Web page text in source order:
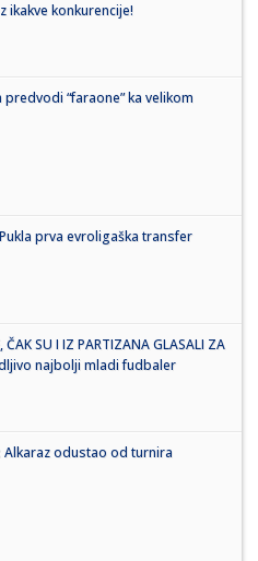
ikakve konkurencije!
“faraone” ka velikom
prva evroligaška transfer
ČAK SU I IZ PARTIZANA GLASALI ZA
najbolji mladi fudbaler
Alkaraz odustao od turnira